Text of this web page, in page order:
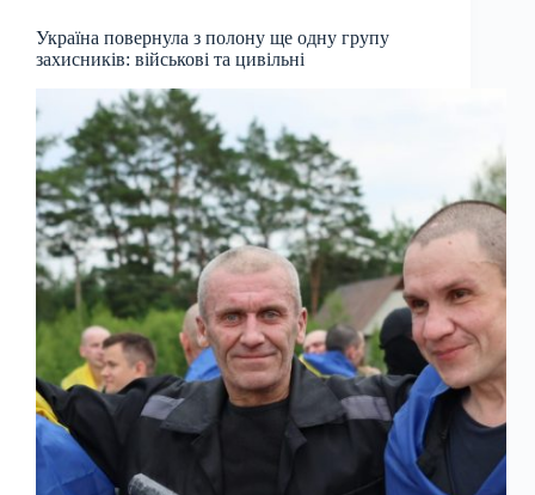
Україна повернула з полону ще одну групу
захисників: військові та цивільні